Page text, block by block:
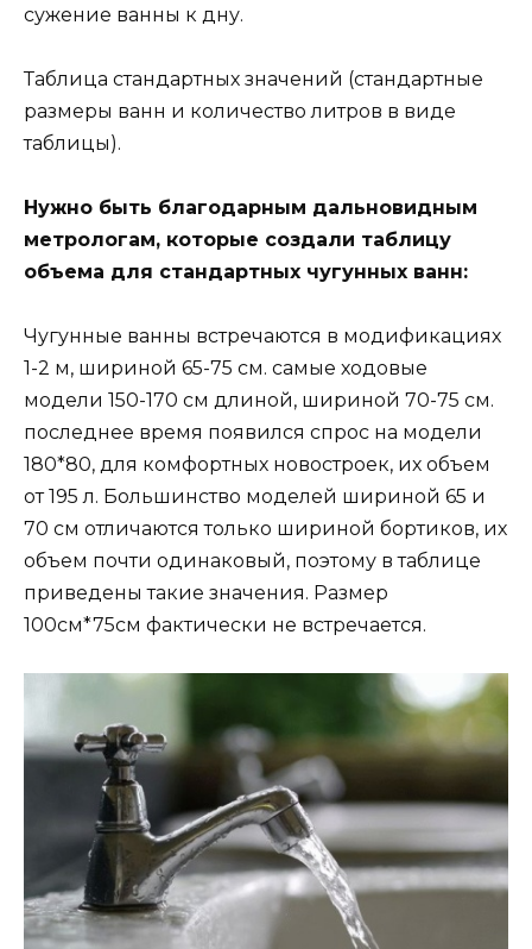
сужение ванны к дну.
Таблица стандартных значений (стандартные
размеры ванн и количество литров в виде
таблицы).
Нужно быть благодарным дальновидным
метрологам, которые создали таблицу
объема для стандартных чугунных ванн:
Чугунные ванны встречаются в модификациях
1-2 м, шириной 65-75 см. самые ходовые
модели 150-170 см длиной, шириной 70-75 см.
последнее время появился спрос на модели
180*80, для комфортных новостроек, их объем
от 195 л. Большинство моделей шириной 65 и
70 см отличаются только шириной бортиков, их
объем почти одинаковый, поэтому в таблице
приведены такие значения. Размер
100см*75см фактически не встречается.